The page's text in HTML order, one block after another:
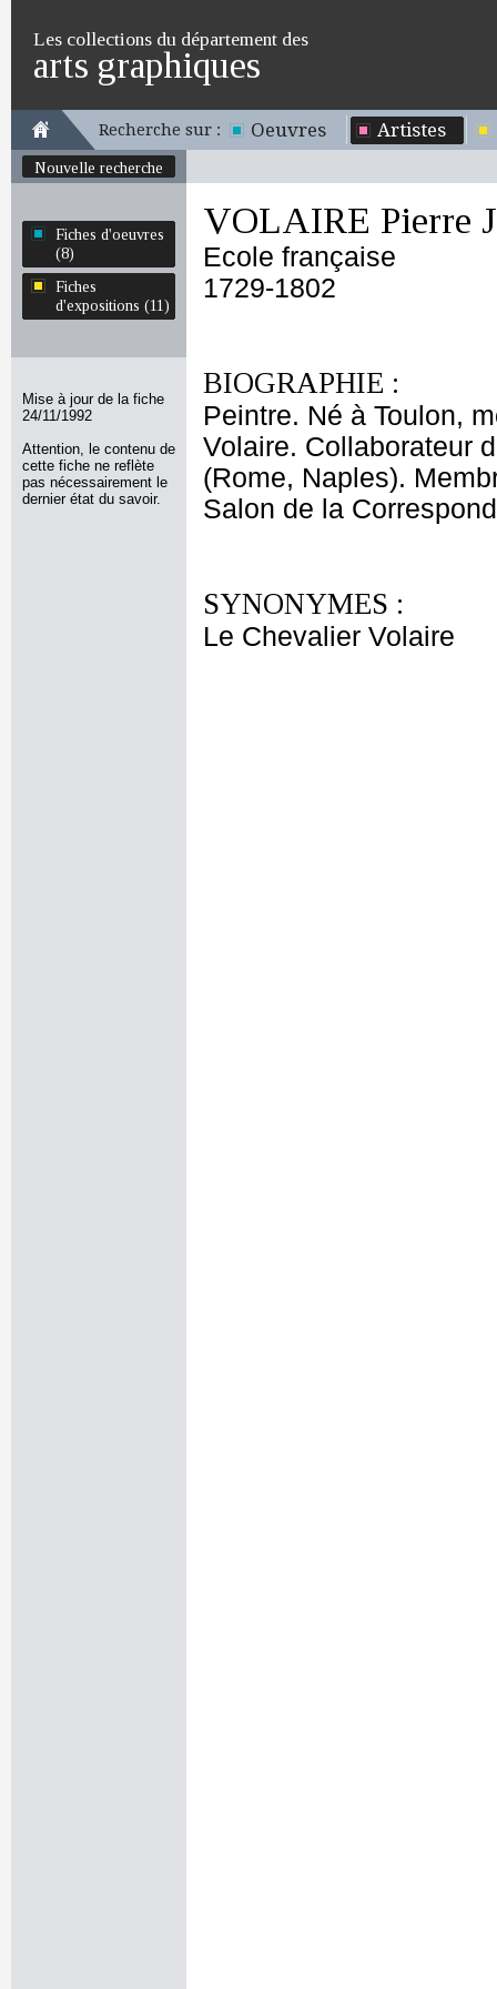
Les collections du département des
arts graphiques
Recherche sur : Oeuvres Artistes
Nouvelle recherche
Fiches d'oeuvres
(8)
Fiches
d'expositions (11)
Mise à jour de la fiche
24/11/1992
Attention, le contenu de
cette fiche ne reflète
pas nécessairement le
dernier état du savoir.
VOLAIRE Pierre
Ecole française
1729-1802
BIOGRAPHIE :
Peintre. Né à Toulon,
Volaire. Collaborateur
(Rome, Naples).
Salon de la
SYNONYMES :
Le Chevalier Volaire